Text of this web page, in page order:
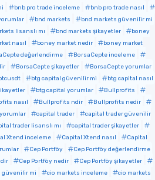
bnb pro trade inceleme
bnb pro trade nasıl
bnd markets
bnd markets güvenilir mi
lisanslı mı bnd markets şikayetler
boney
nasıl boney market nedir
boney market
değerlendirme
BorsaCepte inceleme
BorsaCepte şikayetler
BorsaCepte yorumlar
btg capital güvenilir mi
btg capital nasıl
btg capital yorumlar
Bullprofits
nasıl Bullprofits ndir
Bullprofits nedir
capital trader
capital trader güvenilir
trader lisanslı mı
capital trader şikayetler
Xtend inceleme Capital Xtend nasıl
Capital
Cep Portföy
Cep Portföy değerlendirme
Cep Portföy nedir
Cep Portföy şikayetler
güvenilir mi cio markets inceleme
cio markets